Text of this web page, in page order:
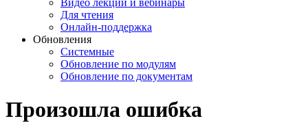
Видео лекции и вебинары
Для чтения
Онлайн-поддержка
Обновления
Системные
Обновление по модулям
Обновление по документам
Произошла ошибка